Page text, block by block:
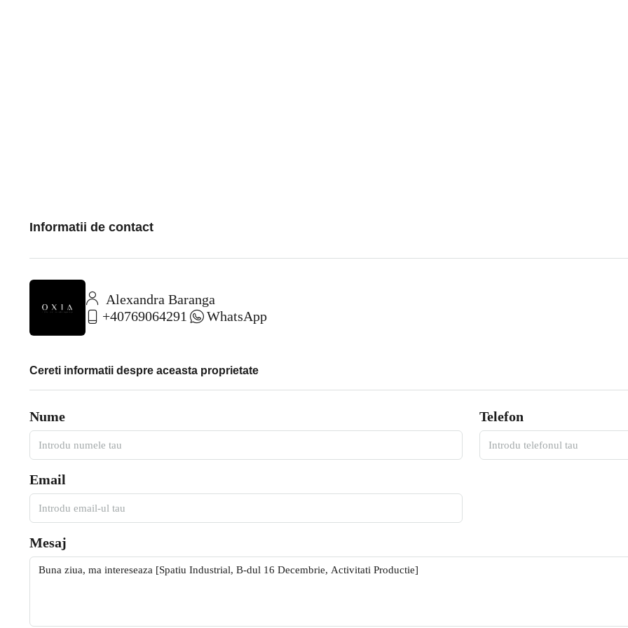
Informatii de contact
Alexandra Baranga
+40769064291
WhatsApp
Cereti informatii despre aceasta proprietate
Nume Telefon
Email
Mesaj